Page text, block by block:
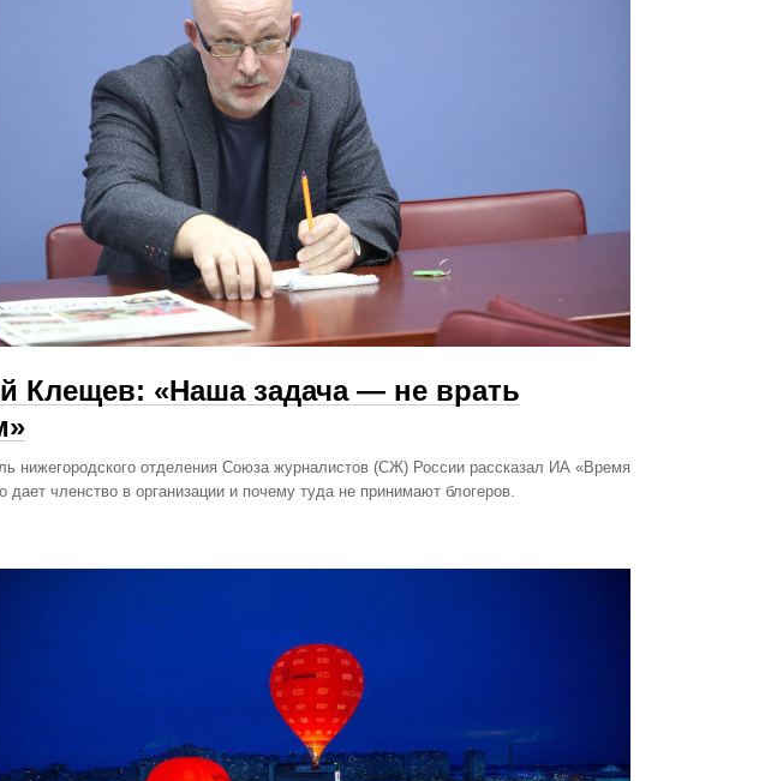
Клещев: «Наша задача — не врать
нижегородского отделения Союза журналистов (СЖ) России рассказал ИА «Время
дает членство в организации и почему туда не принимают блогеров.